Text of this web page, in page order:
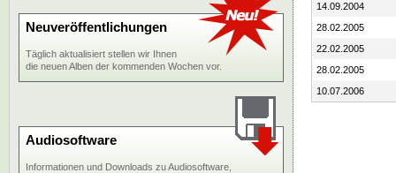
14.09.2004
28.02.2005
22.02.2005
28.02.2005
10.07.2006
Neuveröffentlichungen
Täglich aktualisiert stellen wir Ihnen
die neuen Alben der kommenden Wochen vor.
Audiosoftware
Informationen und Downloads zu Audiosoftware,